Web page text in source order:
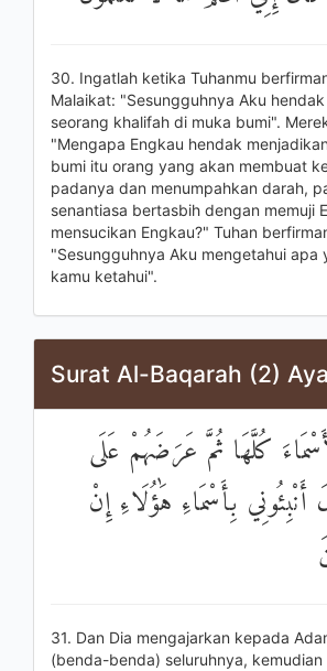
30. Ingatlah ketika Tuhanmu
Malaikat: "Sesungguhnya Aku
seorang khalifah di muka bumi".
"Mengapa Engkau hendak
bumi itu orang yang akan membuat
padanya dan menumpahkan darah,
senantiasa bertasbih dengan memuji
mensucikan Engkau?" Tuhan
"Sesungguhnya Aku mengetahui apa
kamu ketahui".
Surat Al-Baqarah (2)
كُلَّهَا ثُمَّ عَرَضَهُمْ عَلَى
أَنْبِئُونِي بِأَسْمَاءِ هَٰؤُلَاءِ إِنْ
31. Dan Dia mengajarkan kepada
(benda-benda) seluruhnya, kemudian